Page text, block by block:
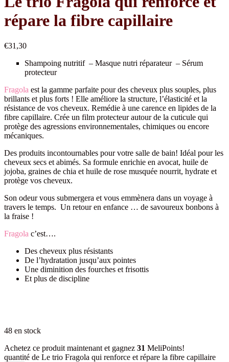
répare la fibre capillaire
€31,30
Shampoing nutritif – Masque nutri réparateur – Sérum
protecteur
Fragola est la gamme parfaite pour des cheveux plus souples, plus
brillants et plus forts ! Elle améliore la structure, l’élasticité et la
résistance de vos cheveux. Remédie à une carence en lipides de la
fibre capillaire. Crée un film protecteur autour de la cuticule qui
protège des agressions environnementales, chimiques ou encore
mécaniques.
Des produits incontournables pour votre salle de bain! Idéal pour les
cheveux secs et abimés. Sa formule enrichie en avocat, huile de
jojoba, graines de chia et huile de rose musquée nourrit, hydrate et
protège vos cheveux.
Son odeur vous submergera et vous emmènera dans un voyage à
travers le temps. Un retour en enfance … de savoureux bonbons à
la fraise !
Fragola c’est….
Des cheveux plus résistants
De l’hydratation jusqu’aux pointes
Une diminition des fourches et frisottis
Et plus de discipline
48 en stock
Achetez ce produit maintenant et gagnez 31 MeliPoints!
quantité de Le trio Fragola qui renforce et répare la fibre capillaire